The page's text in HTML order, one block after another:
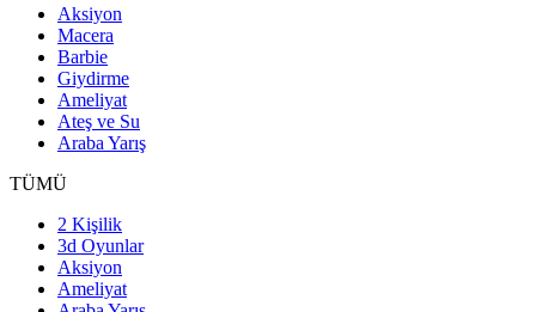
Aksiyon
Macera
Barbie
Giydirme
Ameliyat
Ateş ve Su
Araba Yarış
TÜMÜ
2 Kişilik
3d Oyunlar
Aksiyon
Ameliyat